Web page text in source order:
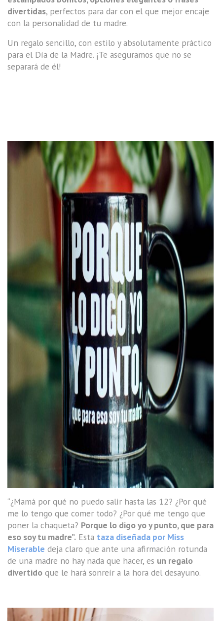
divertidas, perfectos para dar con el que mejor encaje
con la personalidad de tu madre.
Un regalo sencillo, con estilo y absolutamente práctico
para el Día de la Madre. ¡Te aseguramos que no se
separará de él!
“¿Mamá por qué no puedo salir hasta las 12? ¿Por qué
me lo tengo que comer todo? ¿Por qué me tengo que
poner la chaqueta? Porque lo digo yo y punto, que para
eso soy tu madre”. Esta taza diseñada por Miss
Miserable deja claro que ante una afirmación rotunda
de una madre no hay nada que hacer, es un regalo
divertido que le hará sonreír a la hora del desayuno.